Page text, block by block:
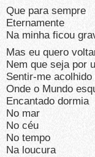
Que para sempre
Eternamente
Na minha ficou
Mas eu quero
Nem que seja por
Sentir-me acolhido
Onde o Mundo
Encantado dormia
No mar
No céu
No tempo
Na loucura